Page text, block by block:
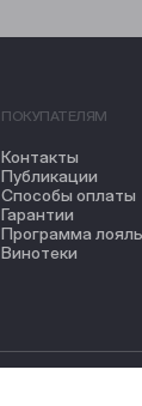
ПОКУПАТЕЛЯМ
Контакты
Публикации
Способы оплаты
Гарантии
Программа
Винотеки